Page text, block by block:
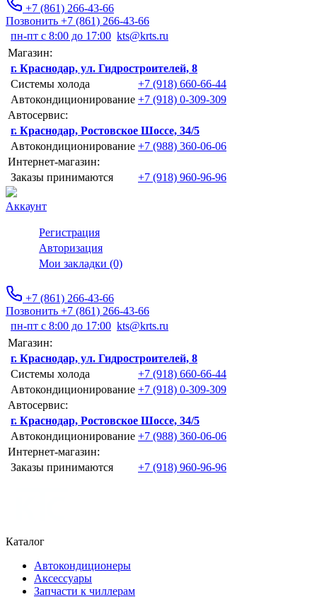
+7 (861) 266-43-66
Позвонить +7 (861) 266-43-66
пн-пт с 8:00 до 17:00 kts@krts.ru
Магазин:
г. Краснодар, ул. Гидростроителей, 8
Системы холода
+7 (918) 660-66-44
Автокондиционирование +7 (918) 0-309-309
Автосервис:
г. Краснодар, Ростовское Шоссе, 34/5
Автокондиционирование +7 (988) 360-06-06
Интернет-магазин:
Заказы принимаются
+7 (918) 960-96-96
Аккаунт
Регистрация
Авторизация
Мои закладки (0)
+7 (861) 266-43-66
Позвонить +7 (861) 266-43-66
пн-пт с 8:00 до 17:00 kts@krts.ru
Магазин:
г. Краснодар, ул. Гидростроителей, 8
Системы холода
+7 (918) 660-66-44
Автокондиционирование +7 (918) 0-309-309
Автосервис:
г. Краснодар, Ростовское Шоссе, 34/5
Автокондиционирование +7 (988) 360-06-06
Интернет-магазин:
Заказы принимаются
+7 (918) 960-96-96
Каталог
Автокондиционеры
Аксессуары
Запчасти к чиллерам